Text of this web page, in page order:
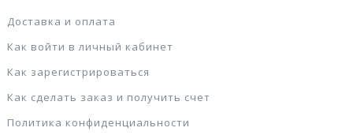
Доставка и оплата
Как войти в личный кабинет
Как зарегистрироваться
Как сделать заказ и получить счет
Политика конфиденциальности